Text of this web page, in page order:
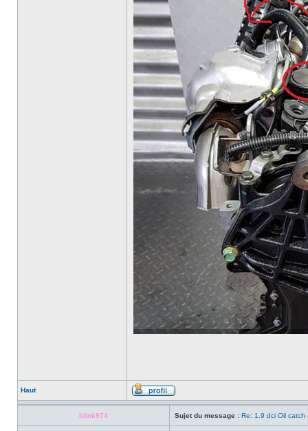
Haut
blink974 Sujet du message : Re: 1.9 dci Oil catch